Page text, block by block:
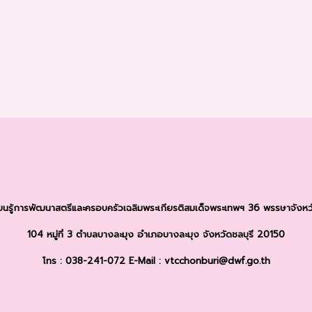
นรู้การพัฒนาสตรีและครอบครัวเฉลิมพระเกียรติสมเด็จพระเทพฯ 36 พรรษาจังห
104 หมู่ที่ 3 ตำบลบางละมุง อำเภอบางละมุง จังหวัดชลบุรี 20150
โทร : 038-241-072 E-Mail : vtcchonburi@dwf.go.th